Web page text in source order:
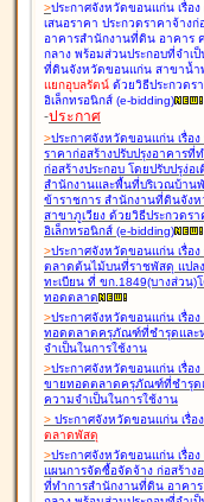
>ประกาศจังหวัดขอนแก่น เรื่อง
เสนอราคา ประกวดราคาจ้างก่
อาคารสำนักงานที่ดิน อาคาร
กลาง พร้อมส่วนประกอบที่จำเ
ที่ดินจังหวัดขอนแก่น สาขาน้ำ
แยกอุบลรัตน์ ด้วยวิธีประกวดร
อิเล็กทรอนิกส์ (e-bidding)
-ประกาศ
>ประกาศจังหวัดขอนแก่น เรื่อง
ราคาก่อสร้างปรับปรุงอาคารที่
ก่อสร้างประกอบ โดยปรับปรุง่อ
สำนักงานและพื้นที่บริเวณบ้าน
ข้าราชการ สำนักงานที่ดินจัง
สาขาภูเวียง ด้วยวิธีประกวดรา
อิเล็กทรอนิกส์ (e-bidding)
>ประกาศจังหวัดขอนแก่น เรื่อง
ตลาดต้นไม้บนที่ราชพัสดุ แปล
ทะเบียน ที่ ขก.1849(บางส่วน)
ทอดตลาด
>ประกาศจังหวัดขอนแก่น เรื่อง
ทอดตลาดครุภัณฑ์ที่ชำรุดและ
จำเป็นในการใช้งาน
>ประกาศจังหวัดขอนแก่น เรื่อง
ขายทอดตลาดครุภัณฑ์ที่ชำรุด
ความจำเป็นในการใช้งาน
> ประกาศจังหวัดขอนแก่น เรื่อง
ตลาดพัสดุ
>ประกาศจังหวัดขอนแก่น เรื่อง
แผนการจัดซื้อจัดจ้าง ก่อสร้าง
ที่ทำการสำนักงานที่ดิน อาคา